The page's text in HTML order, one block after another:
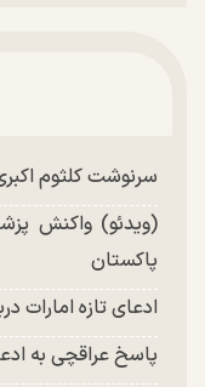
توافق با آمریکا
شد
سرنوشت کلثوم
(ویدئو) واکنش
پاکستان
ادعای تازه امارات
پاسخ عراقچی به ادعای سهم ۱۱